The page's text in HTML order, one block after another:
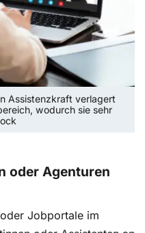
Assistenzkraft verlagert
wodurch sie sehr
oder Agenturen
Jobportale im